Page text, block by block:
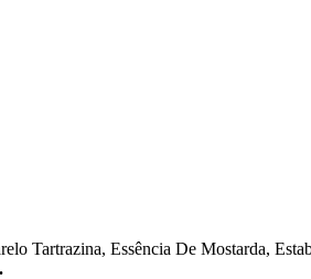
Tartrazina, Essência De Mostarda,